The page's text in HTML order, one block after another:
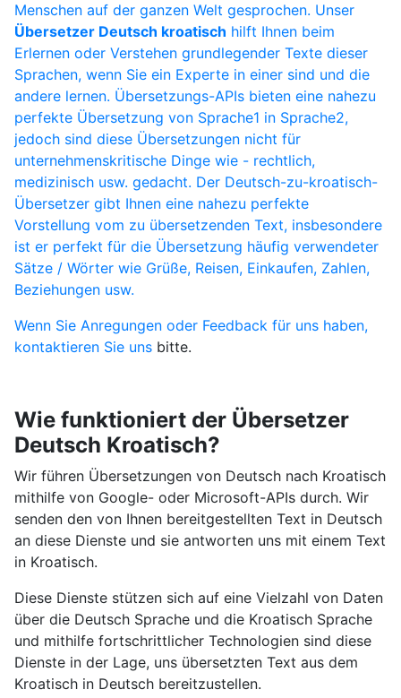
Menschen auf der ganzen Welt gesprochen. Unser
Übersetzer Deutsch kroatisch hilft Ihnen beim
Erlernen oder Verstehen grundlegender Texte dieser
Sprachen, wenn Sie ein Experte in einer sind und die
andere lernen. Übersetzungs-APIs bieten eine nahezu
perfekte Übersetzung von Sprache1 in Sprache2,
jedoch sind diese Übersetzungen nicht für
unternehmenskritische Dinge wie - rechtlich,
medizinisch usw. gedacht. Der Deutsch-zu-kroatisch-
Übersetzer gibt Ihnen eine nahezu perfekte
Vorstellung vom zu übersetzenden Text, insbesondere
ist er perfekt für die Übersetzung häufig verwendeter
Sätze / Wörter wie Grüße, Reisen, Einkaufen, Zahlen,
Beziehungen usw.
Wenn Sie Anregungen oder Feedback für uns haben,
kontaktieren Sie unsbitte.
Wie funktioniert der Übersetzer
Deutsch Kroatisch?
Wir führen Übersetzungen von Deutsch nach Kroatisch
mithilfe von Google- oder Microsoft-APIs durch. Wir
senden den von Ihnen bereitgestellten Text in Deutsch
an diese Dienste und sie antworten uns mit einem Text
in Kroatisch.
Diese Dienste stützen sich auf eine Vielzahl von Daten
über die Deutsch Sprache und die Kroatisch Sprache
und mithilfe fortschrittlicher Technologien sind diese
Dienste in der Lage, uns übersetzten Text aus dem
Kroatisch in Deutsch bereitzustellen.